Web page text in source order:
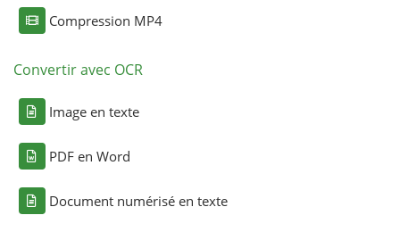
Compression MP4
Convertir avec OCR
Image en texte
PDF en Word
Document numérisé en texte